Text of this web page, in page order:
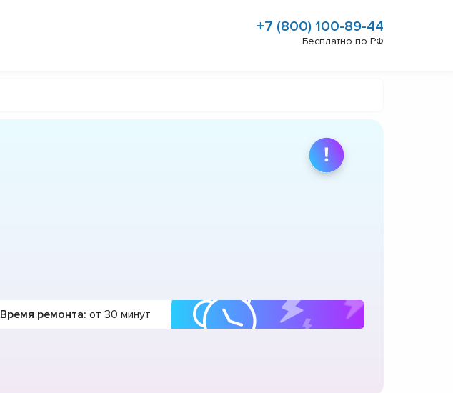
+7 (800) 100-89-44
Бесплатно по РФ
Время ремонта: от 30 минут